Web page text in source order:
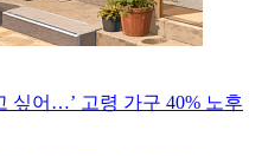
싶어…’ 고령 가구 40% 노후